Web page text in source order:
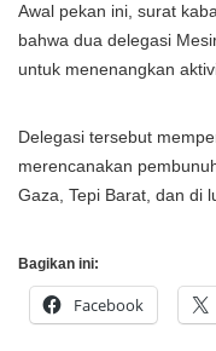
Awal pekan ini, surat
bahwa dua delegasi
untuk menenangkan
Delegasi tersebut
merencanakan
Gaza, Tepi Barat, dan di
Bagikan ini:
Facebook